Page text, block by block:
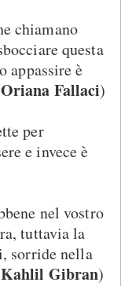
chiamano
questa
appassire è
Oriana Fallaci)
per
e invece è
nel vostro
tuttavia la
sorride nella
Kahlil Gibran)